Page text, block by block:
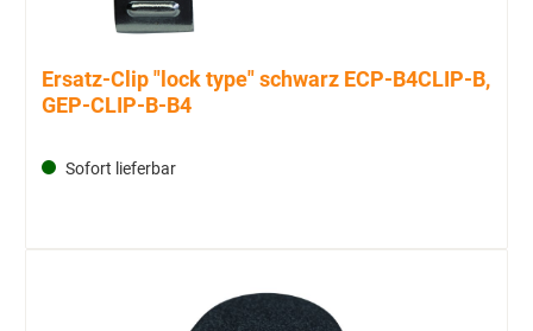
Ersatz-Clip "lock type" schwarz ECP-B4CLIP-B,
GEP-CLIP-B-B4
Sofort lieferbar